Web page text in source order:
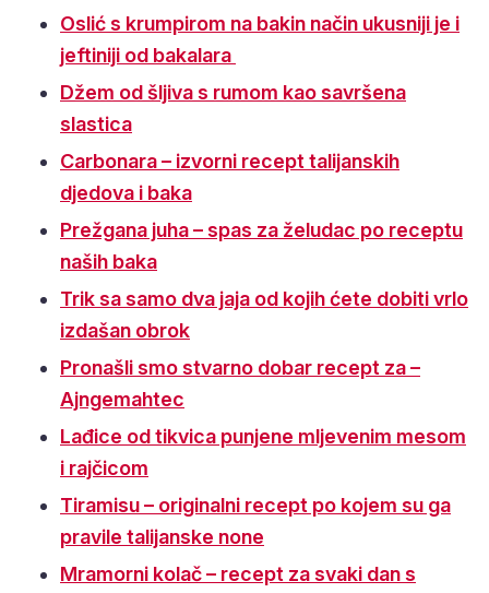
Oslić s krumpirom na bakin način ukusniji je i
jeftiniji od bakalara
Džem od šljiva s rumom kao savršena
slastica
Carbonara – izvorni recept talijanskih
djedova i baka
Prežgana juha – spas za želudac po receptu
naših baka
Trik sa samo dva jaja od kojih ćete dobiti vrlo
izdašan obrok
Pronašli smo stvarno dobar recept za –
Ajngemahtec
Lađice od tikvica punjene mljevenim mesom
i rajčicom
Tiramisu – originalni recept po kojem su ga
pravile talijanske none
Mramorni kolač – recept za svaki dan s